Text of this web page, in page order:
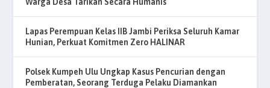
Lapas Perempuan Kelas IIB Jambi Periksa Seluruh Kamar
Hunian, Perkuat Komitmen Zero HALINAR
Polsek Kumpeh Ulu Ungkap Kasus Pencurian dengan
Pemberatan, Seorang Terduga Pelaku Diamankan